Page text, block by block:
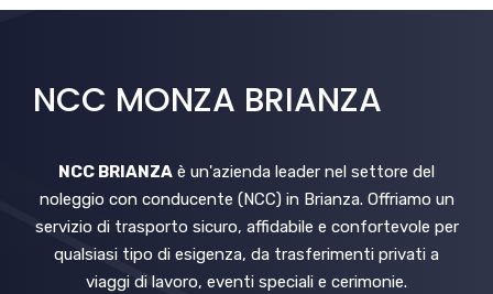
NCC MONZA BRIANZA
NCC BRIANZA è un'azienda leader nel settore del
noleggio con conducente (NCC) in Brianza. Offriamo un
servizio di trasporto sicuro, affidabile e confortevole per
qualsiasi tipo di esigenza, da trasferimenti privati a
viaggi di lavoro, eventi speciali e cerimonie.